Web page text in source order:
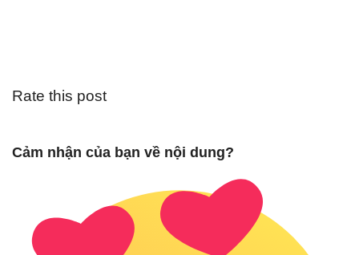
Rate this post
Cảm nhận của bạn về nội dung?